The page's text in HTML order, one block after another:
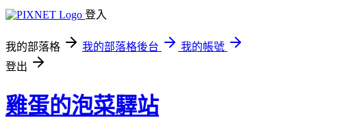
登入
我的部落格 我的部落格後台
我的帳號
登出
雞蛋的泡菜驛站